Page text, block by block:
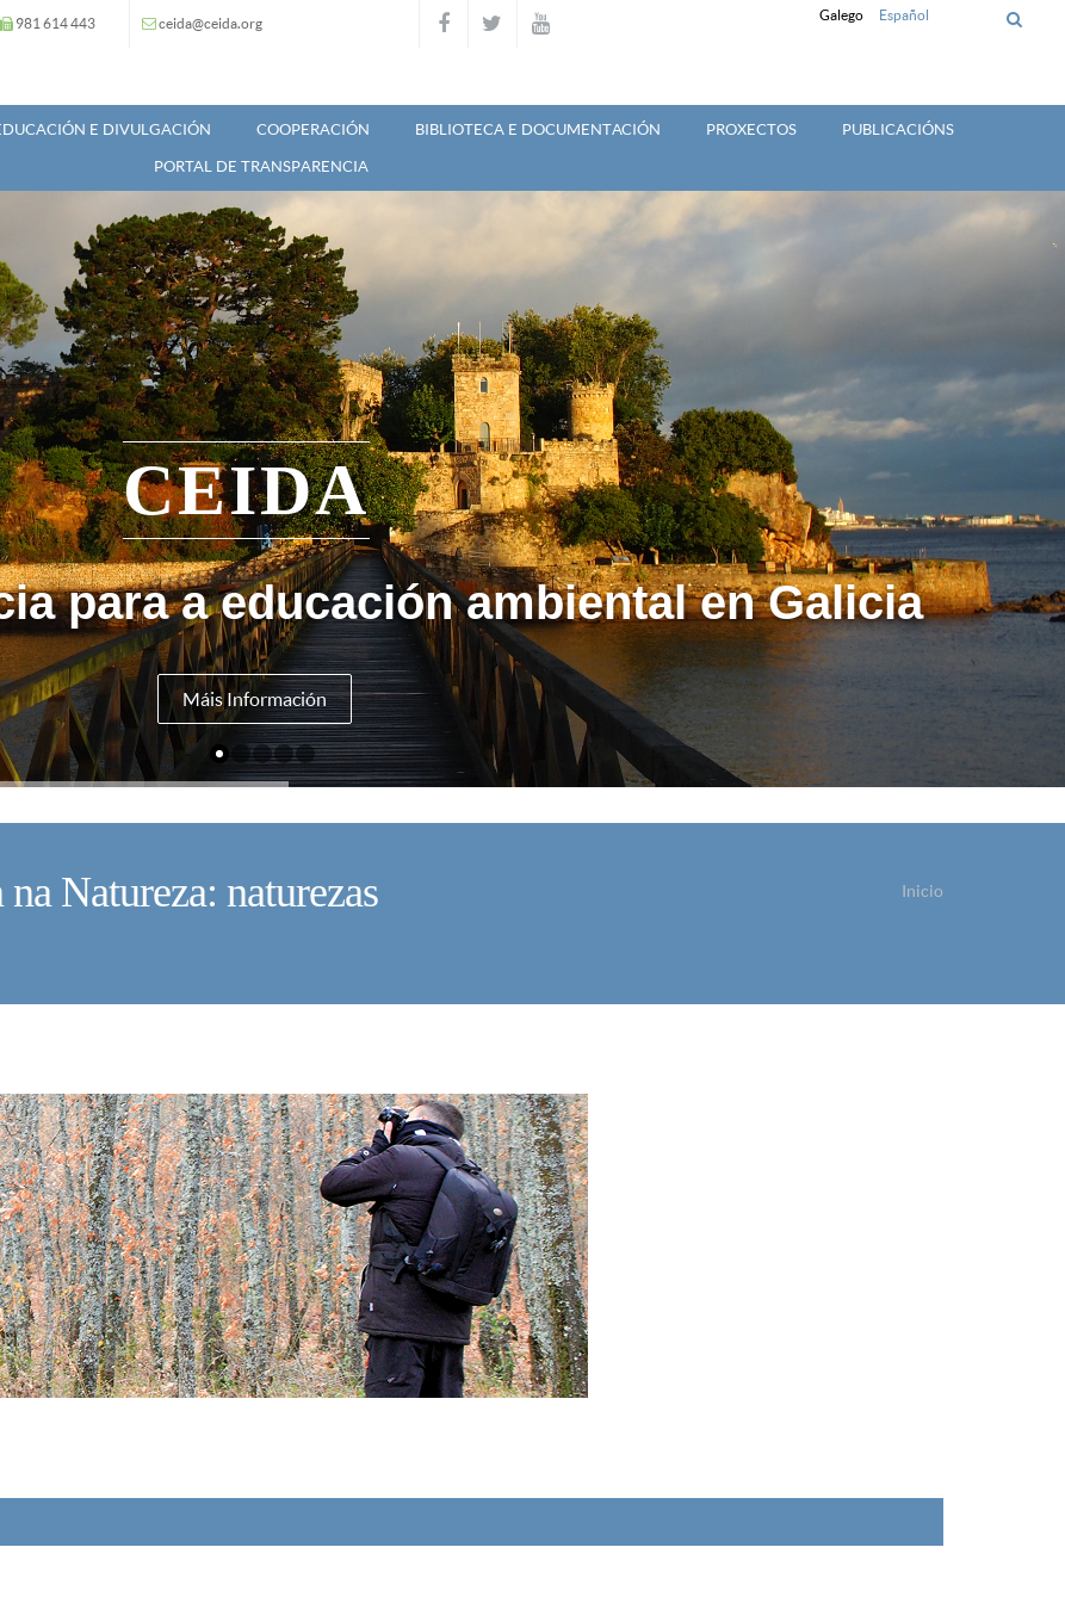
981 614 443 ceida@ceida.org Galego Español
E DIVULGACIÓN COOPERACIÓN BIBLIOTECA E DOCUMENTACIÓN PROXECTOS
PUBLICACIÓNS
PORTAL DE TRANSPARENCIA
para a educación ambiental en Galicia
Máis Información
CEIDA
Natureza: naturezas
Inicio